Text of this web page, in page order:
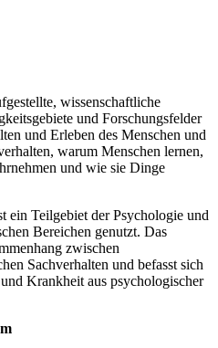
wissenschaftliche
und Forschungsfelder
und Erleben des Menschen und
warum Menschen lernen,
und wie sie Dinge
ein Teilgebiet der Psychologie und
Bereichen genutzt. Das
zwischen
Sachverhalten und befasst sich
Krankheit aus psychologischer